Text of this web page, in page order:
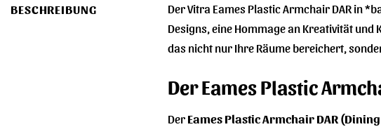
BESCHREIBUNG
Der Vitra Eames Plastic Armchair DAR in
Designs, eine Hommage an Kreativität und
das nicht nur Ihre Räume bereichert,
Der Eames Plastic
DerEames Plastic Armchair DAR